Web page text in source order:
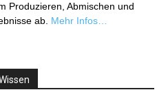
Produzieren, Abmischen und
ab. Mehr Infos…